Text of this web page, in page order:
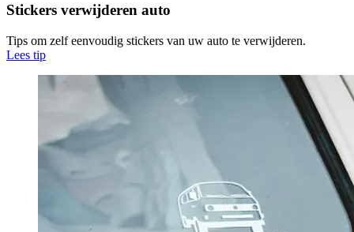
Stickers verwijderen auto
Tips om zelf eenvoudig stickers van uw auto te verwijderen.
Lees tip